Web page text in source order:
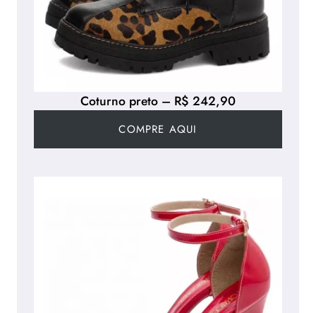
Coturno preto – R$ 242,90
COMPRE AQUI